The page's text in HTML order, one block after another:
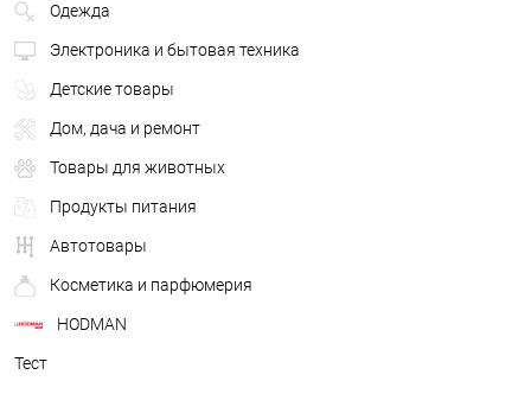
Одежда
Электроника и бытовая техника
Детские товары
Дом, дача и ремонт
Товары для животных
Продукты питания
Автотовары
Косметика и парфюмерия
HODMAN
Тест